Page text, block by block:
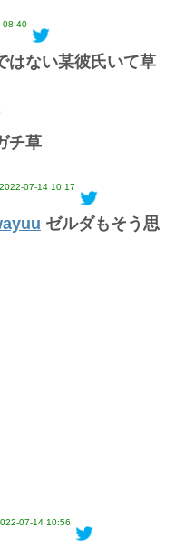
08:40
はない某彼氏いて草
チ草
2022-07-14 10:17
ゼルダもそう思
07-14 10:56